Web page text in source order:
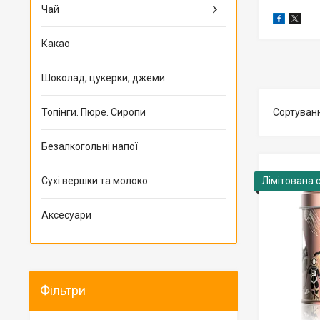
Лімітована
Чай
Какао
Шоколад, цукерки, джеми
Топінги. Пюре. Сиропи
Безалкогольні напої
Сухі вершки та молоко
Аксесуари
Фільтри